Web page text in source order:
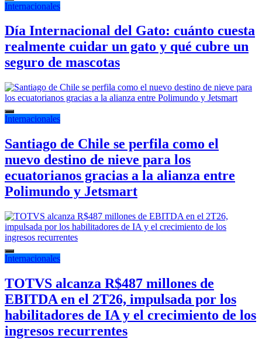
Internacionales
Día Internacional del Gato: cuánto cuesta
realmente cuidar un gato y qué cubre un
seguro de mascotas
Internacionales
Santiago de Chile se perfila como el
nuevo destino de nieve para los
ecuatorianos gracias a la alianza entre
Polimundo y Jetsmart
Internacionales
TOTVS alcanza R$487 millones de
EBITDA en el 2T26, impulsada por los
habilitadores de IA y el crecimiento de los
ingresos recurrentes